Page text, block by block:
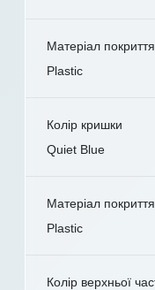
Матеріал
Plastic
Колір кришки
Quiet Blue
Матеріал
Plastic
Колір верхньої